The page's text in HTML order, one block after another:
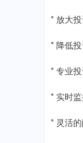
* 放大
* 降低
* 专业
* 实时
* 灵活